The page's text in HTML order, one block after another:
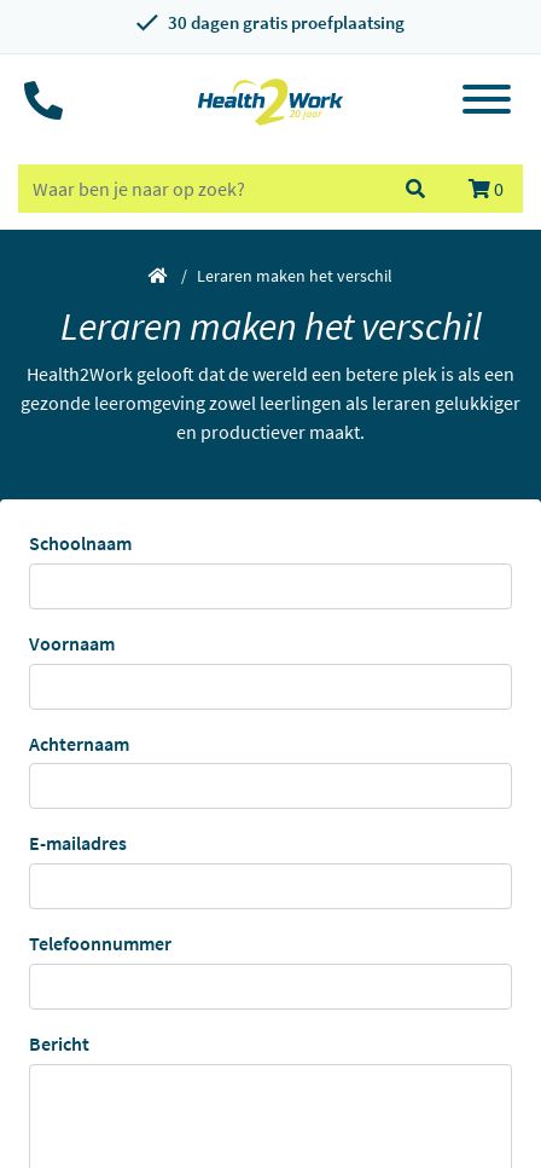
30 dagen gratis proefplaatsing
0
Leraren maken het verschil
Leraren maken het verschil
Health2Work gelooft dat de wereld een betere plek is als een
gezonde leeromgeving zowel leerlingen als leraren gelukkiger
en productiever maakt.
Schoolnaam
Voornaam
Achternaam
E-mailadres
Telefoonnummer
Bericht